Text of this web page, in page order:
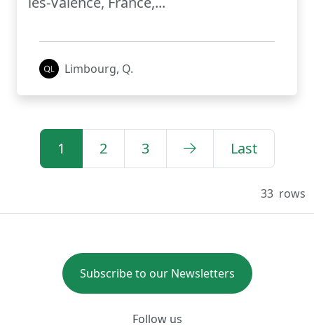
Limbourg, Q.
1 2 3 Last
33 rows
Subscribe to our Newsletters
Follow us